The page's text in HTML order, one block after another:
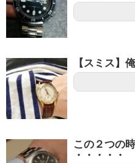
【スミス】
この２つの
・・・・・